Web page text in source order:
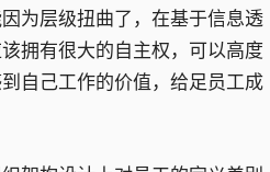
为层级扭曲了，在基于信息透
拥有很大的自主权，可以高度
自己工作的价值，给足员工成